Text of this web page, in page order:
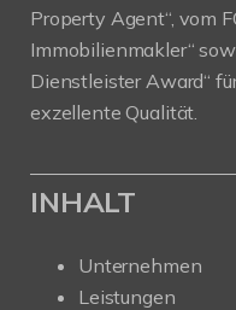
Property Agent“, vom
Immobilienmakler“
Dienstleister Award“
exzellente Qualität.
INHALT
Unternehmen
Leistungen